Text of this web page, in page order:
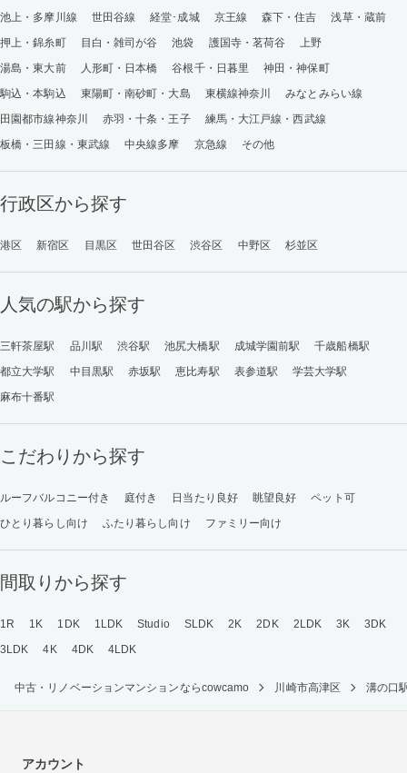
池上・多摩川線
世田谷線 経堂･成城 京王線 森下・住吉
浅草・蔵前
押上・錦糸町
目白・雑司が谷 池袋 護国寺・茗荷谷
上野
湯島・東大前
人形町・日本橋 谷根千・日暮里
神田・神保町
駒込・本駒込
東陽町・南砂町・大島 東横線神奈川
みなとみらい線
田園都市線神奈川
赤羽・十条・王子
練馬・大江戸線・西武線
板橋・三田線・東武線
中央線多摩 京急線 その他
行政区から探す
港区 新宿区 目黒区 世田谷区 渋谷区 中野区 杉並区
人気の駅から探す
三軒茶屋駅 品川駅 渋谷駅 池尻大橋駅 成城学園前駅
千歳船橋駅
都立大学駅
中目黒駅 赤坂駅 恵比寿駅 表参道駅
学芸大学駅
麻布十番駅
こだわりから探す
ルーフバルコニー付き 庭付き 日当たり良好 眺望良好
ペット可
ひとり暮らし向け
ふたり暮らし向け ファミリー向け
間取りから探す
1R 1K 1DK 1LDK Studio SLDK 2K 2DK 2LDK 3K
3DK
3LDK
4K 4DK 4LDK
中古・リノベーションマンションならcowcamo 川崎市高津区 溝の口
アカウント